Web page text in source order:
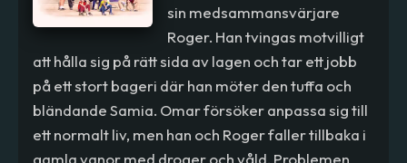
sin medsammansvärjare
Roger. Han tvingas motvilligt
att hålla sig på rätt sida av lagen och tar ett jobb
på ett stort bageri där han möter den tuffa och
bländande Samia. Omar försöker anpassa sig till
ett normalt liv, men han och Roger faller tillbaka i
gamla vanor med droger och våld. Problemen